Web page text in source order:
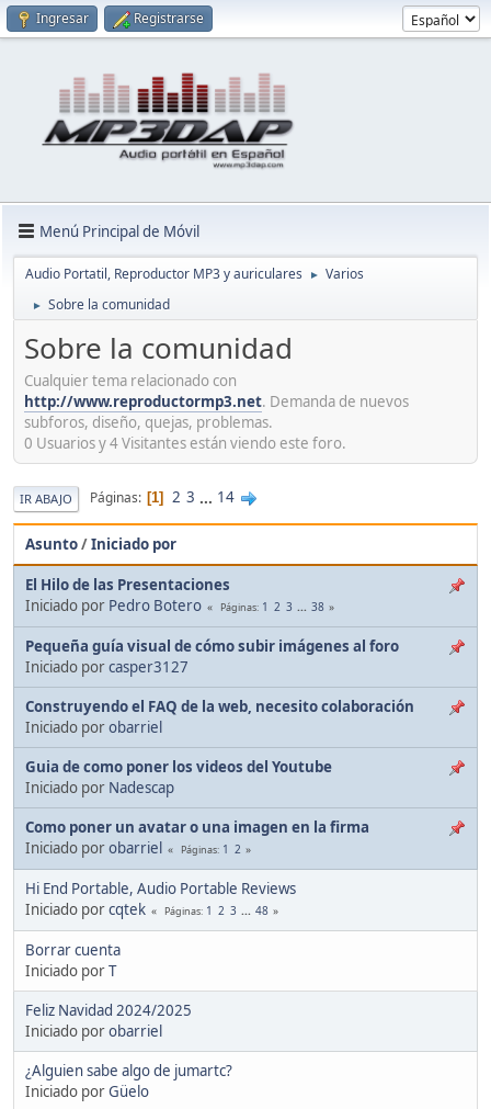
Ingresar Registrarse
Menú Principal de Móvil
Audio Portatil, Reproductor MP3 y auriculares ► Varios
► Sobre la comunidad
Sobre la comunidad
Cualquier tema relacionado con
http://www.reproductormp3.net. Demanda de nuevos
subforos, diseño, quejas, problemas.
0 Usuarios y 4 Visitantes están viendo este foro.
IR ABAJO Páginas 1 2 3 ... 14
Asunto/Iniciado por
El Hilo de las Presentaciones
Iniciado por Pedro Botero Páginas 1 2 3 ... 38
Pequeña guía visual de cómo subir imágenes al foro
Iniciado porcasper3127
Construyendo el FAQ de la web, necesito colaboración
Iniciado porobarriel
Guia de como poner los videos del Youtube
Iniciado por Nadescap
Como poner un avatar o una imagen en la firma
Iniciado porobarriel Páginas 1 2
Hi End Portable, Audio Portable Reviews
Iniciado porcqtek Páginas 1 2 3 ... 48
Borrar cuenta
Iniciado porT
Feliz Navidad 2024/2025
Iniciado porobarriel
¿Alguien sabe algo de jumartc?
Iniciado porGüelo